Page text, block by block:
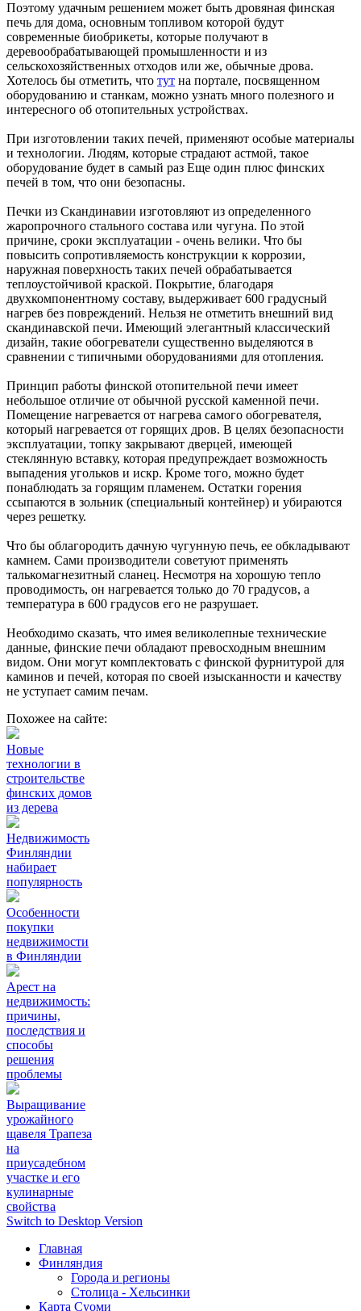
Поэтому удачным решением может быть дровяная финская
печь для дома, основным топливом которой будут
современные биобрикеты, которые получают в
деревообрабатывающей промышленности и из
сельскохозяйственных отходов или же, обычные дрова.
Хотелось бы отметить, что тут на портале, посвященном
оборудованию и станкам, можно узнать много полезного и
интересного об отопительных устройствах.
При изготовлении таких печей, применяют особые материалы
и технологии. Людям, которые страдают астмой, такое
оборудование будет в самый раз Еще один плюс финских
печей в том, что они безопасны.
Печки из Скандинавии изготовляют из определенного
жаропрочного стального состава или чугуна. По этой
причине, сроки эксплуатации - очень велики. Что бы
повысить сопротивляемость конструкции к коррозии,
наружная поверхность таких печей обрабатывается
теплоустойчивой краской. Покрытие, благодаря
двухкомпонентному составу, выдерживает 600 градусный
нагрев без повреждений. Нельзя не отметить внешний вид
скандинавской печи. Имеющий элегантный классический
дизайн, такие обогреватели существенно выделяются в
сравнении с типичными оборудованиями для отопления.
Принцип работы финской отопительной печи имеет
небольшое отличие от обычной русской каменной печи.
Помещение нагревается от нагрева самого обогревателя,
который нагревается от горящих дров. В целях безопасности
эксплуатации, топку закрывают дверцей, имеющей
стеклянную вставку, которая предупреждает возможность
выпадения угольков и искр. Кроме того, можно будет
понаблюдать за горящим пламенем. Остатки горения
ссыпаются в зольник (специальный контейнер) и убираются
через решетку.
Что бы облагородить дачную чугунную печь, ее обкладывают
камнем. Сами производители советуют применять
талькомагнезитный сланец. Несмотря на хорошую тепло
проводимость, он нагревается только до 70 градусов, а
температура в 600 градусов его не разрушает.
Необходимо сказать, что имея великолепные технические
данные, финские печи обладают превосходным внешним
видом. Они могут комплектовать с финской фурнитурой для
каминов и печей, которая по своей изысканности и качеству
не уступает самим печам.
Похожее на сайте:
Новые
технологии в
строительстве
финских домов
из дерева
Недвижимость
Финляндии
набирает
популярность
Особенности
покупки
недвижимости
в Финляндии
Арест на
недвижимость:
причины,
последствия и
способы
решения
проблемы
Выращивание
урожайного
щавеля Трапеза
на
приусадебном
участке и его
кулинарные
свойства
Switch to Desktop Version
Главная
Финляндия
Города и регионы
Столица - Хельсинки
Карта Суоми